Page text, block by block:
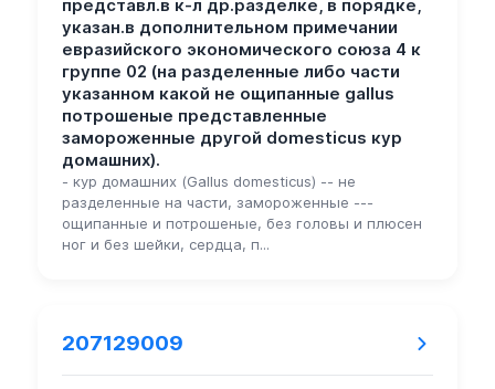
представл.в к-л др.разделке, в порядке,
указан.в дополнительном примечании
евразийского экономического союза 4 к
группе 02 (на разделенные либо части
указанном какой не ощипанные gallus
потрошеные представленные
замороженные другой domesticus кур
домашних).
- кур домашних (Gallus domesticus) -- не
разделенные на части, замороженные ---
ощипанные и потрошеные, без головы и плюсен
ног и без шейки, сердца, п...
207129009